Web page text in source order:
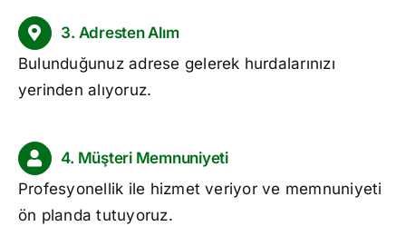
3. Adresten Alım
Bulunduğunuz adrese gelerek hurdalarınızı
yerinden alıyoruz.
4. Müşteri Memnuniyeti
Profesyonellik ile hizmet veriyor ve memnuniyeti
ön planda tutuyoruz.